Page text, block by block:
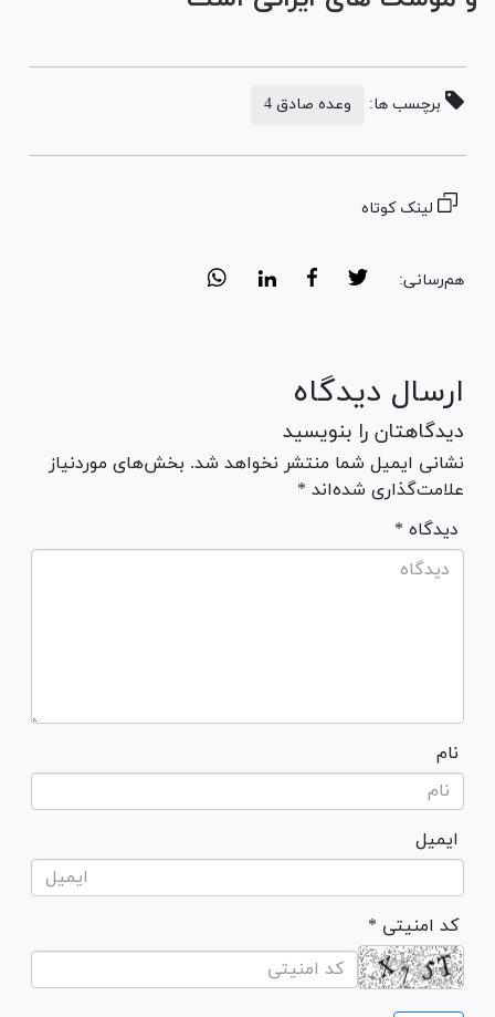
برچسب ها: وعده صادق 4
لینک کوتاه
هم‌رسانی:
ارسال دیدگاه
دیدگاهتان را بنویسید
نشانی ایمیل شما منتشر نخواهد شد. بخش‌های موردنیاز
علامت‌گذاری شده‌اند *
* دیدگاه
نام
ایمیل
* کد امنیتی